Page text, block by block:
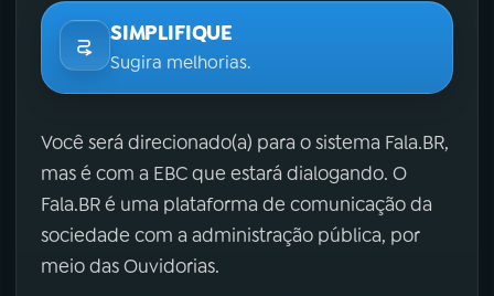
SIMPLIFIQUE
Sugira melhorias.
Você será direcionado(a) para o sistema Fala.BR,
mas é com a EBC que estará dialogando. O
Fala.BR é uma plataforma de comunicação da
sociedade com a administração pública, por
meio das Ouvidorias.